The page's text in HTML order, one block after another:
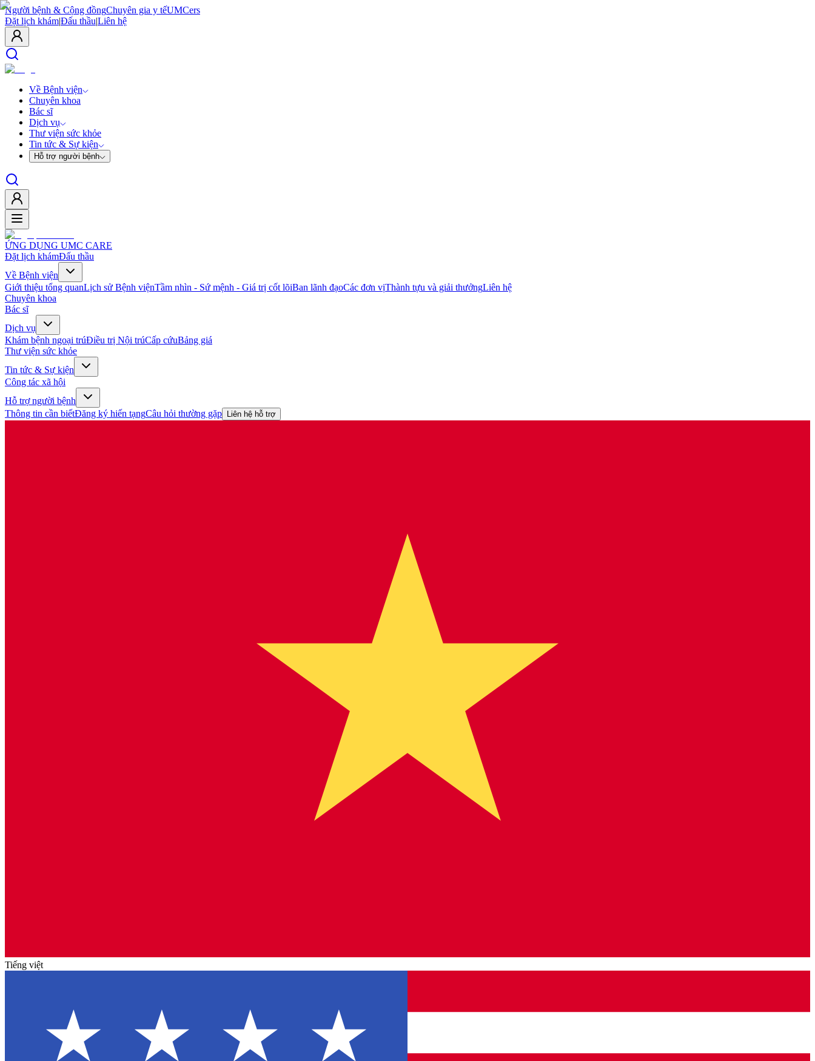
Người bệnh & Cộng đồngChuyên gia y tếUMCers
Đặt lịch khám|Đấu thầu|Liên hệ
Về Bệnh viện
Chuyên khoa
Bác sĩ
Dịch vụ
Thư viện sức khỏe
Tin tức & Sự kiện
Hỗ trợ người bệnh
ỨNG DỤNG UMC CARE
Đặt lịch khámĐấu thầu
Về Bệnh viện
Giới thiệu tổng quanLịch sử Bệnh việnTầm nhìn - Sứ mệnh - Giá trị cốt lõiBan lãnh đạoCác đơn vịThành tựu và giải thưởngLiên hệ
Chuyên khoa
Bác sĩ
Dịch vụ
Khám bệnh ngoại trúĐiều trị Nội trúCấp cứuBảng giá
Thư viện sức khỏe
Tin tức & Sự kiện
Công tác xã hội
Hỗ trợ người bệnh
Thông tin cần biếtĐăng ký hiến tạngCâu hỏi thường gặp Liên hệ hỗ trợ
Tiếng việt